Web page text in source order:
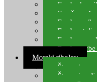
Feeder
Kopče za
Feeder
Feeder stolice
Feeder arm
Feeder
Morski ribolov
Štapovi za
Štapovi za